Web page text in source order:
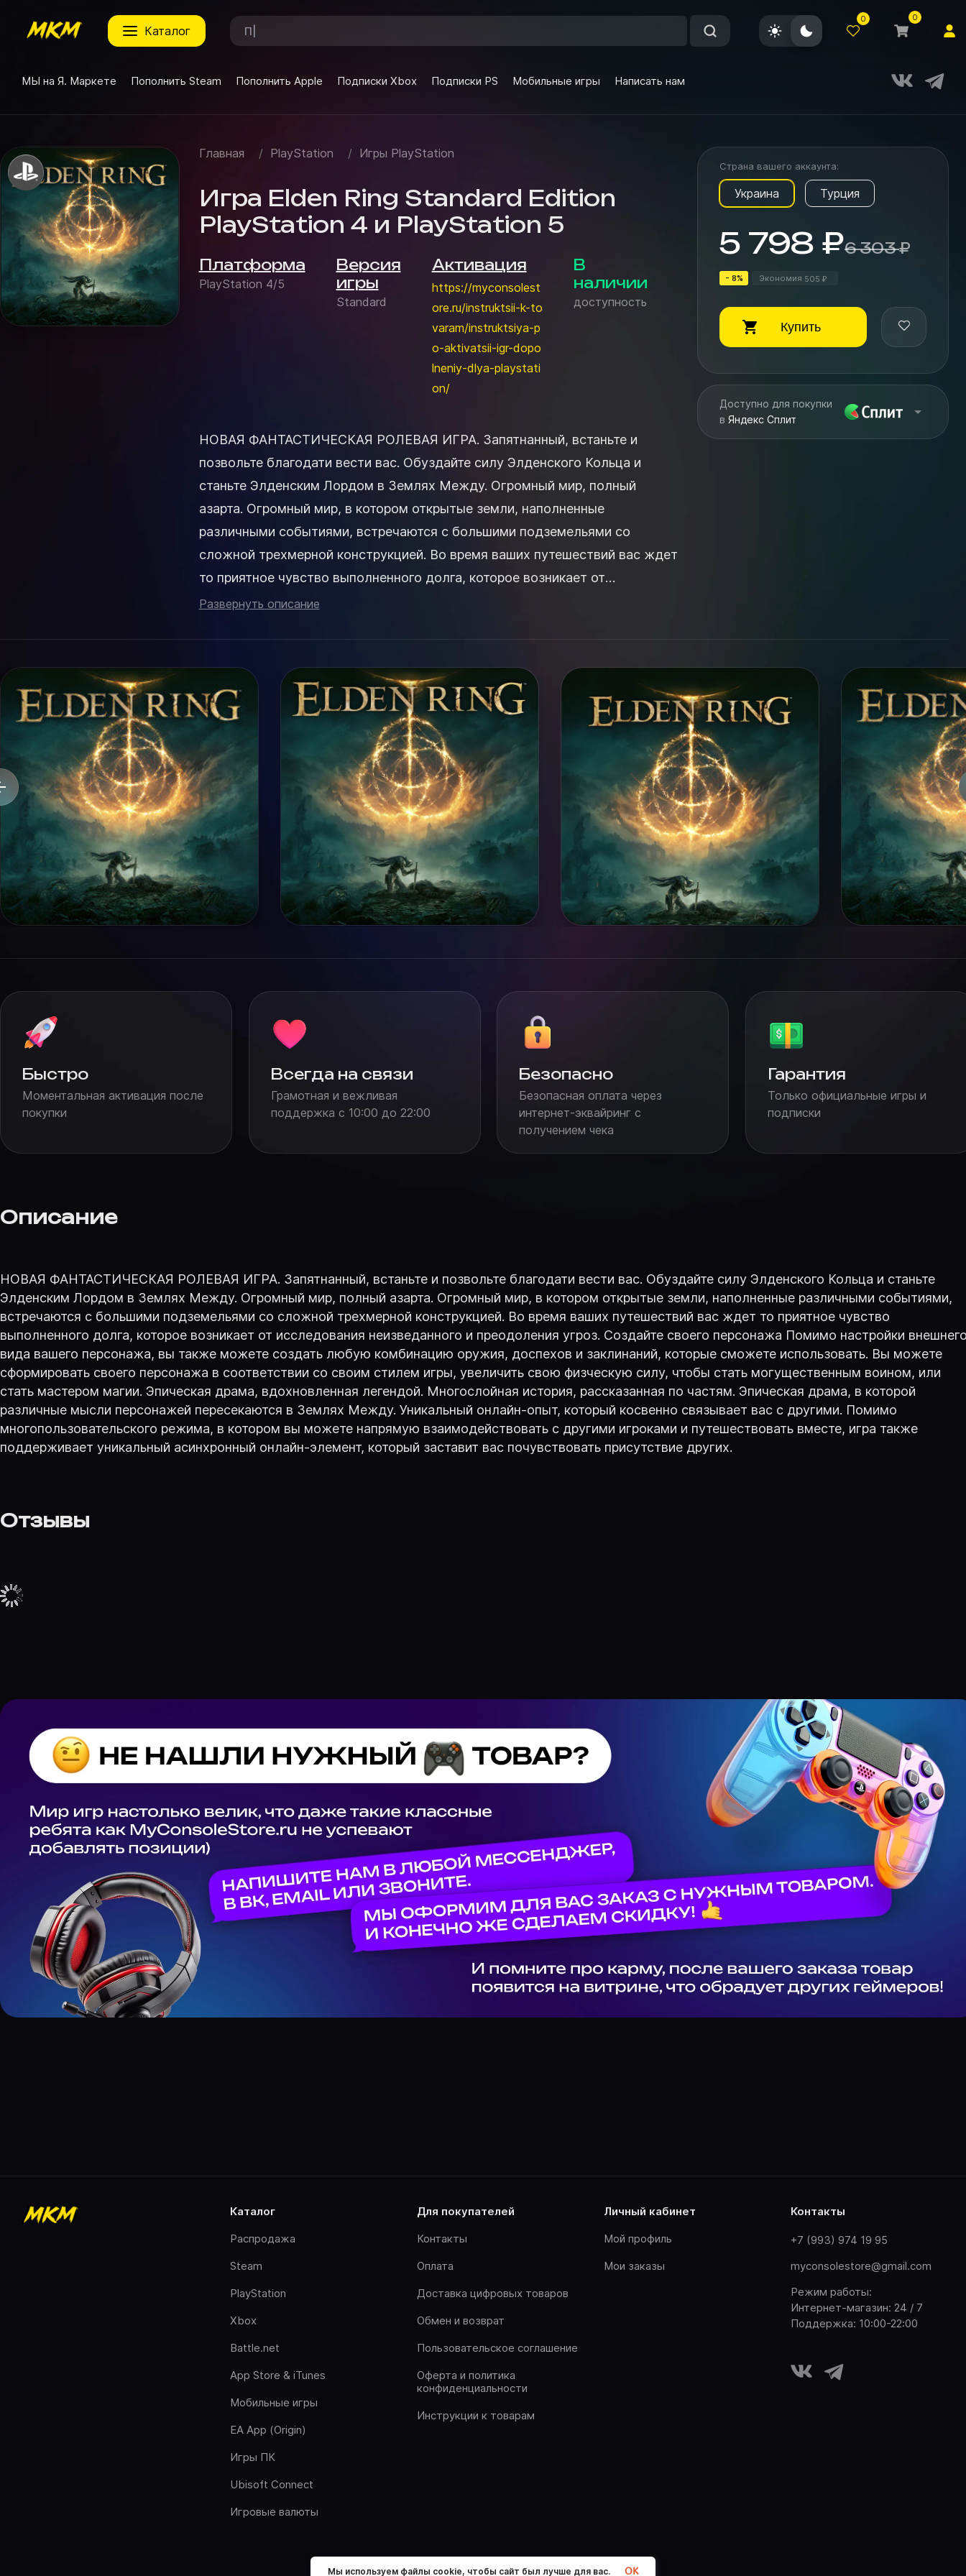
каталог
0 0
МЫ на Я. Маркете Пополнить Steam Пополнить Apple Подписки Xbox Подписки PS Мобильные игры Написать нам
Главная / PlayStation / Игры PlayStation
Игра Elden Ring Standard Edition
PlayStation 4 и PlayStation 5
Платформа
PlayStation 4/5
Версия
игры
Standard
Активация
https://myconsolest
ore.ru/instruktsii-k-to
varam/instruktsiya-p
o-aktivatsii-igr-dopo
lneniy-dlya-playstati
on/
В
наличии
доступность
НОВАЯ ФАНТАСТИЧЕСКАЯ РОЛЕВАЯ ИГРА. Запятнанный, встаньте и
позвольте благодати вести вас. Обуздайте силу Элденского Кольца и
станьте Элденским Лордом в Землях Между. Огромный мир, полный
азарта. Огромный мир, в котором открытые земли, наполненные
различными событиями, встречаются с большими подземельями со
сложной трехмерной конструкцией. Во время ваших путешествий вас ждет
то приятное чувство выполненного долга, которое возникает от
исследования неизведанного и преодоления угроз. Создайте св...
Развернуть описание
Страна вашего аккаунта:
Украина Турция
5 798 ₽6 303 ₽
- 8% Экономия 505 ₽
Купить
Доступно для покупки
в Яндекс Сплит
Быстро
Моментальная активация после
покупки
Всегда на связи
Грамотная и вежливая
поддержка с 10:00 до 22:00
Безопасно
Безопасная оплата через
интернет-эквайринг с
получением чека
Гарантия
Только официальные игры и
подписки
Описание
НОВАЯ ФАНТАСТИЧЕСКАЯ РОЛЕВАЯ ИГРА. Запятнанный, встаньте и позвольте благодати вести вас. Обуздайте силу Элденского Кольца и станьте
Элденским Лордом в Землях Между. Огромный мир, полный азарта. Огромный мир, в котором открытые земли, наполненные различными событиями,
встречаются с большими подземельями со сложной трехмерной конструкцией. Во время ваших путешествий вас ждет то приятное чувство
выполненного долга, которое возникает от исследования неизведанного и преодоления угроз. Создайте своего персонажа Помимо настройки
вида вашего персонажа, вы также можете создать любую комбинацию оружия, доспехов и заклинаний, которые сможете использовать. Вы можете
сформировать своего персонажа в соответствии со своим стилем игры, увеличить свою физческую силу, чтобы стать могущественным воином, или
стать мастером магии. Эпическая драма, вдохновленная легендой. Многослойная история, рассказанная по частям. Эпическая драма, в которой
различные мысли персонажей пересекаются в Землях Между. Уникальный онлайн-опыт, который косвенно связывает вас с другими. Помимо
многопользовательского режима, в котором вы можете напрямую взаимодействовать с другими игроками и путешествовать вместе, игра также
поддерживает уникальный асинхронный онлайн-элемент, который заставит вас почувствовать присутствие других.
Отзывы
каталог
Распродажа
Steam
PlayStation
Xbox
Battle.net
App Store & iTunes
Мобильные игры
EA App (Origin)
Игры ПК
Ubisoft Connect
Игровые валюты
для покупателей
Контакты
Оплата
Доставка цифровых товаров
Обмен и возврат
Пользовательское соглашение
Оферта и политика
конфиденциальности
Инструкции к товарам
личный кабинет
Мой профиль
Мои заказы
контакты
+7 (993) 974 19 95
myconsolestore@gmail.com
Режим работы:
Интернет-магазин: 24 / 7
Поддержка: 10:00-22:00
Мы используем файлы cookie, чтобы сайт был лучше для вас. OK